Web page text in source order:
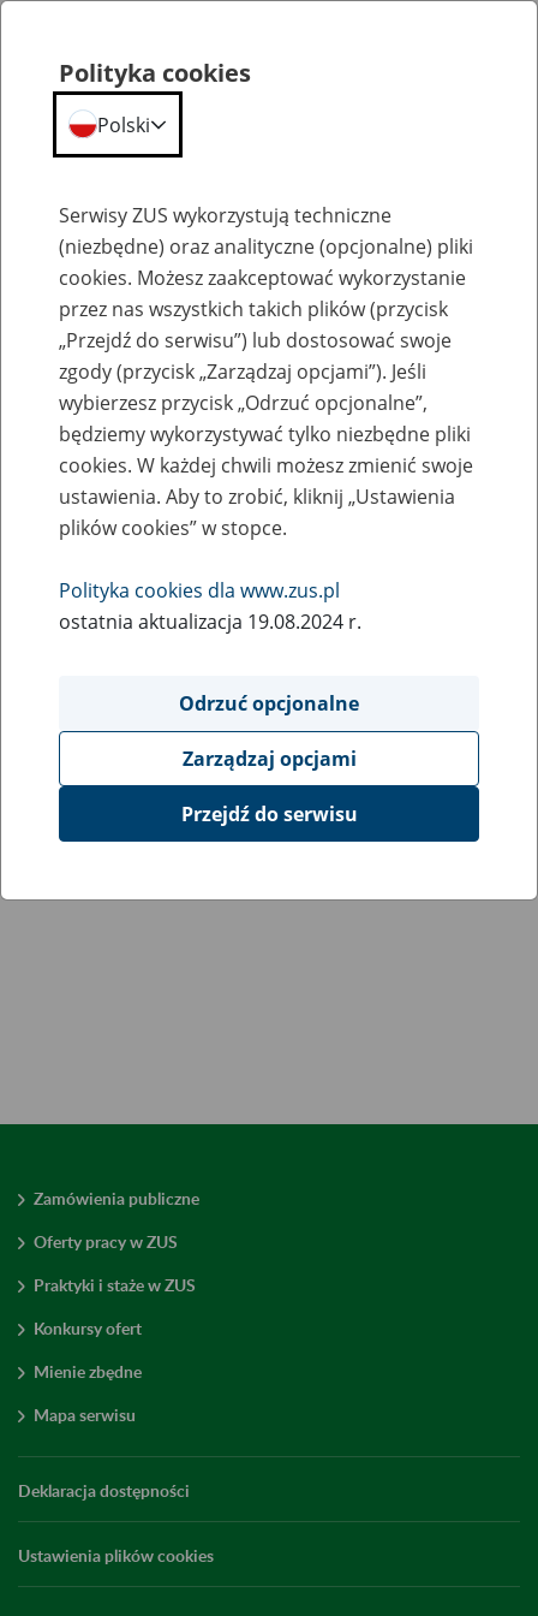
Przepraszamy,
podana strona nie została znaleziona.
Błąd 404
Przejdź do strony głównej
Zamówienia publiczne
Oferty pracy w ZUS
Praktyki i staże w ZUS
Konkursy ofert
Mienie zbędne
Mapa serwisu
Deklaracja dostępności
Ustawienia plików cookies
Polityka cookies
Polski
Serwisy ZUS wykorzystują techniczne
(niezbędne) oraz analityczne (opcjonalne) pliki
cookies. Możesz zaakceptować wykorzystanie
przez nas wszystkich takich plików (przycisk
„Przejdź do serwisu”) lub dostosować swoje
zgody (przycisk „Zarządzaj opcjami”). Jeśli
wybierzesz przycisk „Odrzuć opcjonalne”,
będziemy wykorzystywać tylko niezbędne pliki
cookies. W każdej chwili możesz zmienić swoje
ustawienia. Aby to zrobić, kliknij „Ustawienia
plików cookies” w stopce.
Polityka cookies dla www.zus.pl
ostatnia aktualizacja 19.08.2024 r.
Odrzuć opcjonalne
Zarządzaj opcjami
Przejdź do serwisu